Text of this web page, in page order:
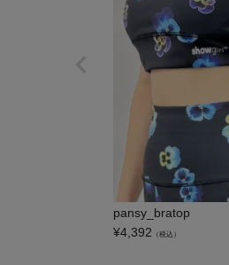
pansy_bratop
¥4,392 （税込）